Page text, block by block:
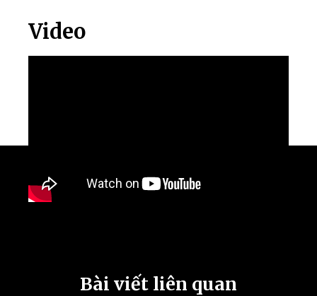
Video
Bài viết liên quan